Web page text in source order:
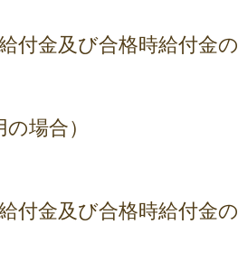
付金及び合格時給付金の
場合）
付金及び合格時給付金の